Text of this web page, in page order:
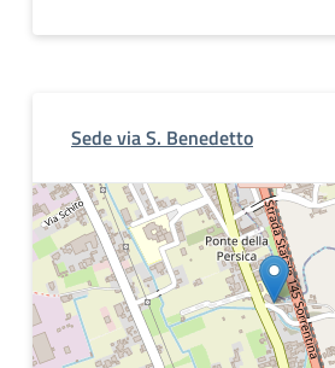
Sede via S. Benedetto